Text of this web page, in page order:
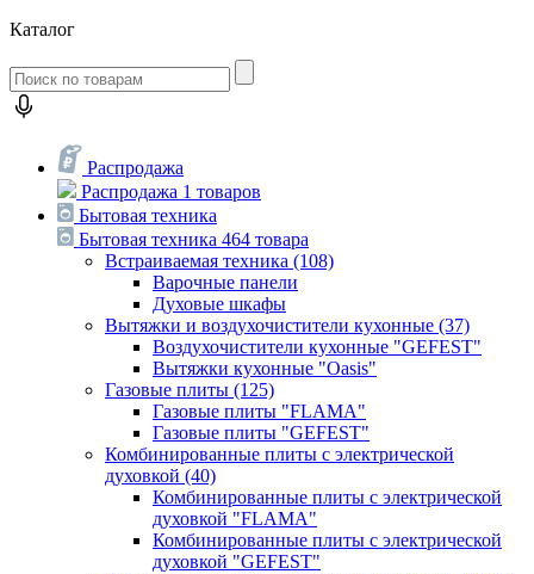
Каталог
Распродажа
Распродажа 1 товаров
Бытовая техника
Бытовая техника 464 товара
Встраиваемая техника (108)
Варочные панели
Духовые шкафы
Вытяжки и воздухочистители кухонные (37)
Воздухочистители кухонные "GEFEST"
Вытяжки кухонные "Oasis"
Газовые плиты (125)
Газовые плиты "FLAMA"
Газовые плиты "GEFEST"
Комбинированные плиты с электрической
духовкой (40)
Комбинированные плиты с электрической
духовкой "FLAMA"
Комбинированные плиты с электрической
духовкой "GEFEST"